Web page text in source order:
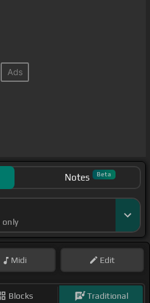
Notes Beta
only
Midi Edit
Blocks Traditional